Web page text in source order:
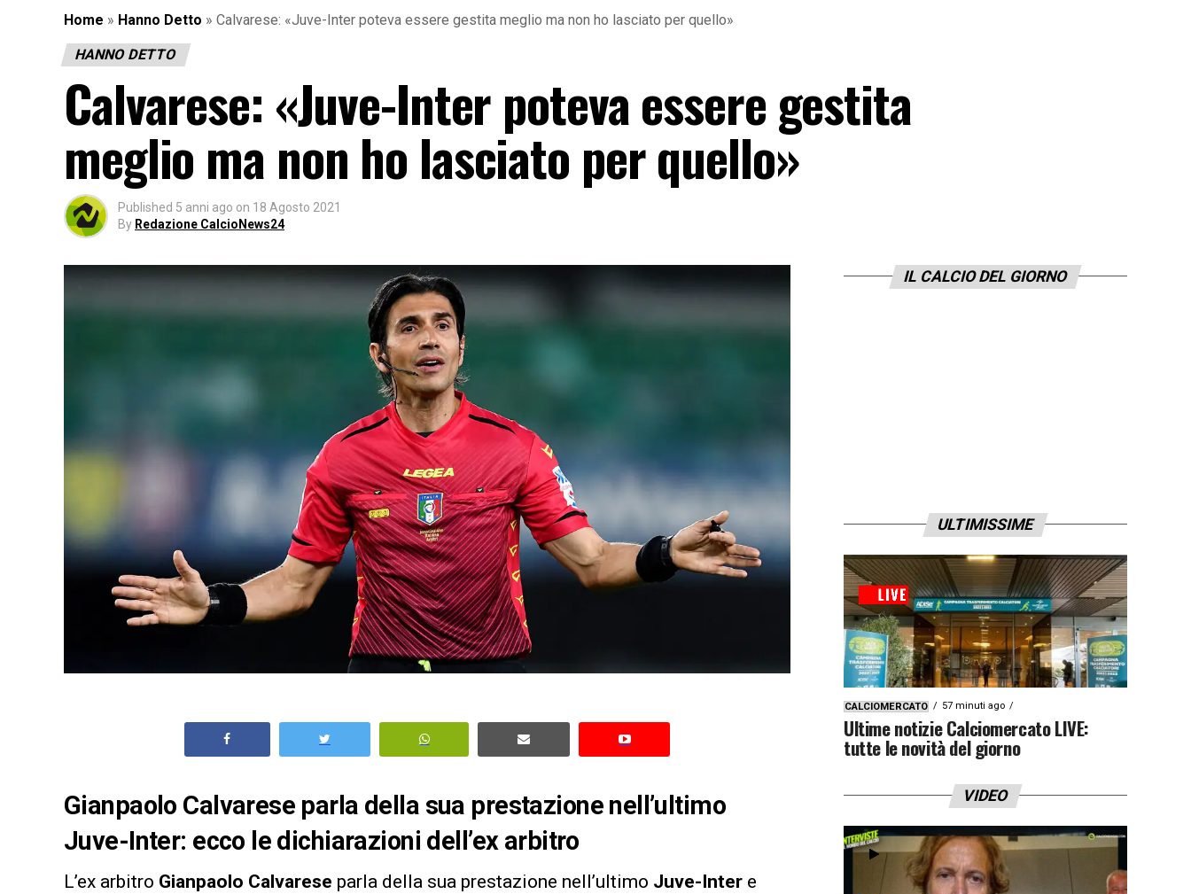
Home » Hanno Detto » Calvarese: «Juve-Inter poteva essere gestita meglio ma non ho lasciato per quello»
HANNO DETTO
Calvarese: «Juve-Inter poteva essere gestita
meglio ma non ho lasciato per quello»
Published 5 anni ago on 18 Agosto 2021
By Redazione CalcioNews24
Gianpaolo Calvarese parla della sua prestazione nell’ultimo
Juve-Inter: ecco le dichiarazioni dell’ex arbitro
L’ex arbitro Gianpaolo Calvarese parla della sua prestazione nell’ultimo Juve-Inter e
IL CALCIO DEL GIORNO
ULTIMISSIME
CALCIOMERCATO 57 minuti ago
Ultime notizie Calciomercato LIVE:
tutte le novità del giorno
VIDEO